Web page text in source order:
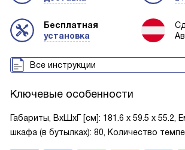
Бесплатная
установка
Все инструкции
Ключевые особенности
Габариты, ВxШxГ [см]: 181.6 х 59.5 х 55.2,
шкафа (в бутылках): 80, Количество